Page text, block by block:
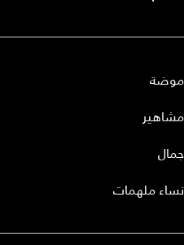
موضة
مشاهير
جمال
نساء ملهمات